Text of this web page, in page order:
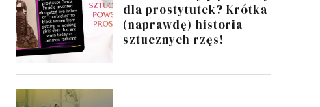
dla prostytutek? Krótka
(naprawdę) historia
sztucznych rzęs!